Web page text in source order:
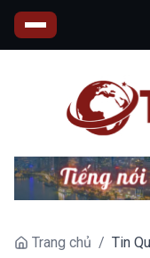
Trang chủ / Tin